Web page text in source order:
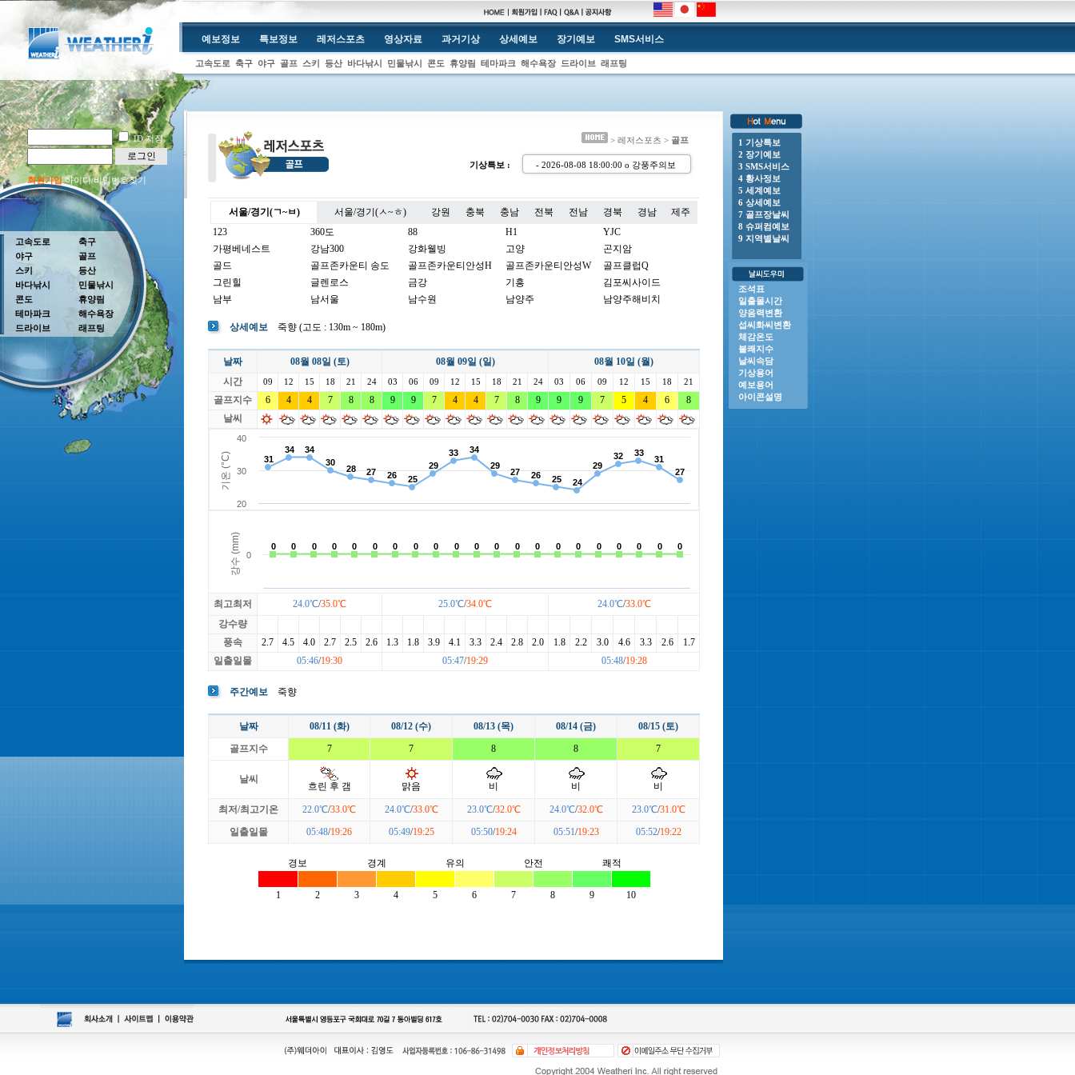
ID 저장
로그인
회원가입아이디/비밀번호찾기
예보정보 특보정보 레저스포츠 영상자료 과거기상 상세예보 장기예보 SMS서비스
고속도로 축구 야구 골프 스키 등산 바다낚시 민물낚시 콘도 휴양림 테마파크 해수욕장 드라이브 래프팅
> 레저스포츠 > 골프
기상특보 : - 2026-08-08 18:00:00 o 강풍주의보 : 전라남도(거문도.초도, 완도여서도), 제주도(제주도산지, 제주시동부, 서귀포시서부, 서귀포시남
고속도로
야구
스키
바다낚시
콘도
테마파크
드라이브
축구
골프
등산
민물낚시
휴양림
해수욕장
래프팅
서울/경기(ㄱ~ㅂ) 서울/경기(ㅅ~ㅎ) 강원 충북 충남 전북 전남 경북 경남
제주
123
360도 88 H1
YJC
가평베네스트
강남300 강화웰빙 고양
곤지암
골드
골프존카운티 송도 골프존카운티안성H 골프존카운티안성W
골프클럽Q
그린힐
글렌로스 금강 기흥
김포씨사이드
남부
남서울 남수원 남양주
남양주해비치
뉴코리아
더반
더크로스비
더헤븐 동여주 드림파크
라비돌
라싸
락가든 레이크사이드
렉스필드
로제비앙
루트52 리베라 리앤리
링크나인
마에스트로
마이다스레이크 이천 마이다스밸리 청평 몽베르
발리오스
베뉴지
베르힐영종 베스트밸리 베어즈베스트 청라
베어크리크
블랙스톤GC이천
빅토리아
상세예보 죽향 (고도 : 130m ~ 180m)
날짜 08월 08일 (토) 08월 09일 (일)
08월 10일 (월)
시간
09 12 15 18 21 24 03 06 09 12 15 18 21 24 03 06 09 12 15 18 21
골프지수 6 4 4 7 8 8 9 9 7 4 4 7 8 9 9 9 7 5 4 6
8
날씨
최고최저 24.0℃/35.0℃ 25.0℃/34.0℃ 24.0℃/33.0℃
강수량
풍속
2.7 4.5 4.0 2.7 2.5 2.6 1.3 1.8 3.9 4.1 3.3 2.4 2.8 2.0 1.8 2.2 3.0 4.6 3.3 2.6
1.7
일출일몰
05:46/19:30 05:47/19:29 05:48/19:28
주간예보 죽향
날짜 08/11 (화) 08/12 (수) 08/13 (목) 08/14 (금)
08/15 (토)
골프지수
7 7 8 8 7
날씨
흐린 후 갬 맑음 비 비 비
최저/최고기온 22.0℃/33.0℃ 24.0℃/33.0℃ 23.0℃/32.0℃ 24.0℃/32.0℃ 23.0℃/31.0℃
일출일몰
05:48/19:26 05:49/19:25 05:50/19:24 05:51/19:23 05:52/19:22
경보 경계 유의 안전 쾌적
1 2 3 4 5 6 7 8 9 10
1 기상특보
2 장기예보
3 SMS서비스
4 황사정보
5 세계예보
6 상세예보
7 골프장날씨
8 슈퍼컴예보
9 지역별날씨
조석표
일출몰시간
양음력변환
섭씨화씨변환
체감온도
불쾌지수
날씨속담
기상용어
예보용어
아이콘설명